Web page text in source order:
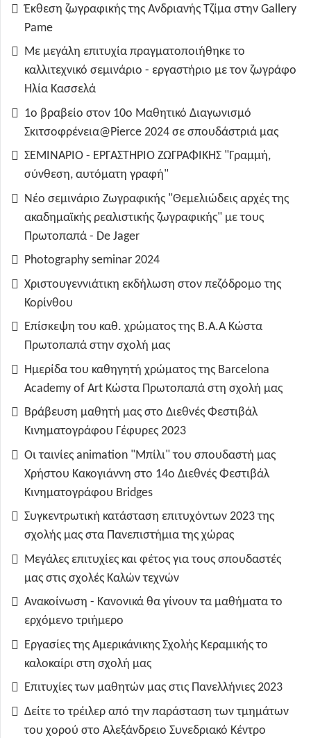
Έκθεση ζωγραφικής της Ανδριανής Τζίμα στην Gallery
Pame
Με μεγάλη επιτυχία πραγματοποιήθηκε το
καλλιτεχνικό σεμινάριο - εργαστήριο με τον ζωγράφο
Ηλία Κασσελά
1ο βραβείο στον 10ο Μαθητικό Διαγωνισμό
Σκιτσοφρένεια@Pierce 2024 σε σπουδάστριά μας
ΣΕΜΙΝΑΡΙΟ - ΕΡΓΑΣΤΗΡΙΟ ΖΩΓΡΑΦΙΚΗΣ "Γραμμή,
σύνθεση, αυτόματη γραφή"
Νέο σεμινάριο Ζωγραφικής "Θεμελιώδεις αρχές της
ακαδημαϊκής ρεαλιστικής ζωγραφικής" με τους
Πρωτοπαπά - De Jager
Photography seminar 2024
Χριστουγεννιάτικη εκδήλωση στον πεζόδρομο της
Κορίνθου
Επίσκεψη του καθ. χρώματος της B.A.A Κώστα
Πρωτοπαπά στην σχολή μας
Ημερίδα του καθηγητή χρώματος της Barcelona
Academy of Art Κώστα Πρωτοπαπά στη σχολή μας
Βράβευση μαθητή μας στο Διεθνές Φεστιβάλ
Κινηματογράφου Γέφυρες 2023
Οι ταινίες animation "Μπίλι" του σπουδαστή μας
Χρήστου Κακογιάννη στο 14ο Διεθνές Φεστιβάλ
Κινηματογράφου Bridges
Συγκεντρωτική κατάσταση επιτυχόντων 2023 της
σχολής μας στα Πανεπιστήμια της χώρας
Μεγάλες επιτυχίες και φέτος για τους σπουδαστές
μας στις σχολές Καλών τεχνών
Ανακοίνωση - Κανονικά θα γίνουν τα μαθήματα το
ερχόμενο τριήμερο
Εργασίες της Αμερικάνικης Σχολής Κεραμικής το
καλοκαίρι στη σχολή μας
Επιτυχίες των μαθητών μας στις Πανελλήνιες 2023
Δείτε το τρέιλερ από την παράσταση των τμημάτων
του χορού στο Αλεξάνδρειο Συνεδριακό Κέντρο